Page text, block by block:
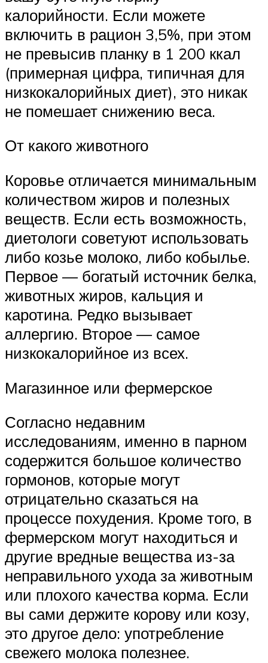
калорийности. Если можете
включить в рацион 3,5%, при этом
не превысив планку в 1 200 ккал
(примерная цифра, типичная для
низкокалорийных диет), это никак
не помешает снижению веса.
От какого животного
Коровье отличается минимальным
количеством жиров и полезных
веществ. Если есть возможность,
диетологи советуют использовать
либо козье молоко, либо кобылье.
Первое — богатый источник белка,
животных жиров, кальция и
каротина. Редко вызывает
аллергию. Второе — самое
низкокалорийное из всех.
Магазинное или фермерское
Согласно недавним
исследованиям, именно в парном
содержится большое количество
гормонов, которые могут
отрицательно сказаться на
процессе похудения. Кроме того, в
фермерском могут находиться и
другие вредные вещества из-за
неправильного ухода за животным
или плохого качества корма. Если
вы сами держите корову или козу,
это другое дело: употребление
свежего молока полезнее.